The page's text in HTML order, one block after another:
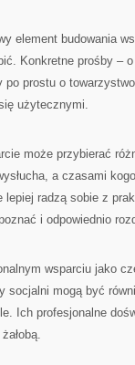
element budowania
Konkretne prośby –
po prostu o
użytecznymi.
może przybierać
a czasami
radzą sobie z
i odpowiednio
wsparciu jako
socjalni mogą być
Ich profesjonalne